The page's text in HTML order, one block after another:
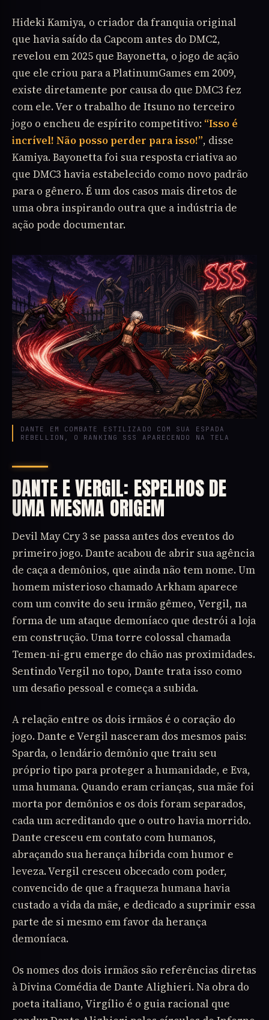
Hideki Kamiya, o criador da franquia original
que havia saído da Capcom antes do DMC2,
revelou em 2025 que Bayonetta, o jogo de ação
que ele criou para a PlatinumGames em 2009,
existe diretamente por causa do que DMC3 fez
com ele. Ver o trabalho de Itsuno no terceiro
jogo o encheu de espírito competitivo: “Isso é
incrível! Não posso perder para isso!”, disse
Kamiya. Bayonetta foi sua resposta criativa ao
que DMC3 havia estabelecido como novo padrão
para o gênero. É um dos casos mais diretos de
uma obra inspirando outra que a indústria de
ação pode documentar.
DANTE EM COMBATE ESTILIZADO COM SUA ESPADA
REBELLION, O RANKING SSS APARECENDO NA TELA
DANTE E VERGIL: ESPELHOS DE
UMA MESMA ORIGEM
Devil May Cry 3 se passa antes dos eventos do
primeiro jogo. Dante acabou de abrir sua agência
de caça a demônios, que ainda não tem nome. Um
homem misterioso chamado Arkham aparece
com um convite do seu irmão gêmeo, Vergil, na
forma de um ataque demoníaco que destrói a loja
em construção. Uma torre colossal chamada
Temen-ni-gru emerge do chão nas proximidades.
Sentindo Vergil no topo, Dante trata isso como
um desafio pessoal e começa a subida.
A relação entre os dois irmãos é o coração do
jogo. Dante e Vergil nasceram dos mesmos pais:
Sparda, o lendário demônio que traiu seu
próprio tipo para proteger a humanidade, e Eva,
uma humana. Quando eram crianças, sua mãe foi
morta por demônios e os dois foram separados,
cada um acreditando que o outro havia morrido.
Dante cresceu em contato com humanos,
abraçando sua herança híbrida com humor e
leveza. Vergil cresceu obcecado com poder,
convencido de que a fraqueza humana havia
custado a vida da mãe, e dedicado a suprimir essa
parte de si mesmo em favor da herança
demoníaca.
Os nomes dos dois irmãos são referências diretas
à Divina Comédia de Dante Alighieri. Na obra do
poeta italiano, Virgílio é o guia racional que